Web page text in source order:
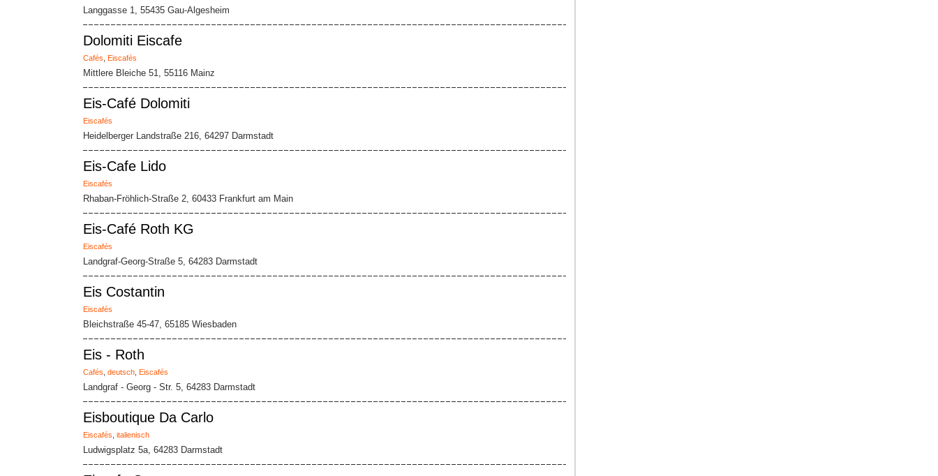
Langgasse 1, 55435 Gau-Algesheim
Dolomiti Eiscafe
Cafés Eiscafés
Mittlere Bleiche 51, 55116 Mainz
Eis-Café Dolomiti
Eiscafés
Heidelberger Landstraße 216, 64297 Darmstadt
Eis-Cafe Lido
Eiscafés
Rhaban-Fröhlich-Straße 2, 60433 Frankfurt am Main
Eis-Café Roth KG
Eiscafés
Landgraf-Georg-Straße 5, 64283 Darmstadt
Eis Costantin
Eiscafés
Bleichstraße 45-47, 65185 Wiesbaden
Eis - Roth
Cafés deutsch Eiscafés
Landgraf - Georg - Str. 5, 64283 Darmstadt
Eisboutique Da Carlo
Eiscafés italienisch
Ludwigsplatz 5a, 64283 Darmstadt